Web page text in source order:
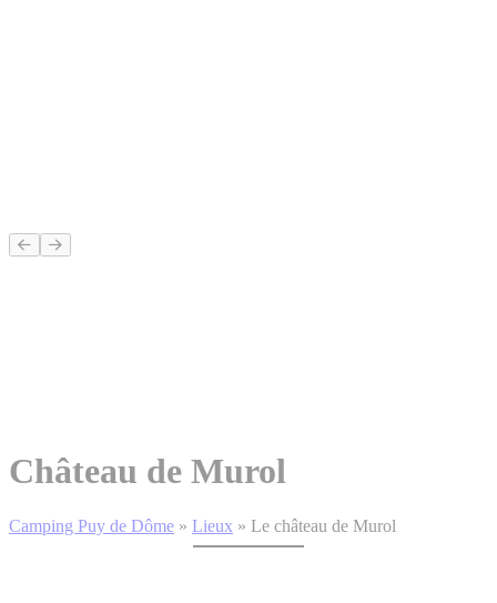
Château de Murol
Camping Puy de Dôme » Lieux » Le château de Murol